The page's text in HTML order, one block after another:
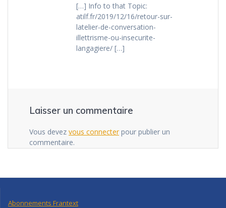
[…] Info to that Topic:
atilf.fr/2019/12/16/retour-sur-
latelier-de-conversation-
illettrisme-ou-insecurite-
langagiere/ […]
Laisser un commentaire
Vous devez vous connecterpour publier un
commentaire.
Abonnements Frantext